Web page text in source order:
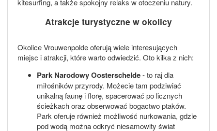
kitesurfing, a także spokojny relaks w otoczeniu natury.
Atrakcje turystyczne w okolicy
Okolice Vrouwenpolde oferują wiele interesujących
miejsc i atrakcji, które warto odwiedzić. Oto kilka z nich:
Park Narodowy Oosterschelde- to raj dla
miłośników przyrody. Możecie tam podziwiać
unikalną faunę i florę, spacerować po licznych
ścieżkach oraz obserwować bogactwo ptaków.
Park oferuje również możliwość nurkowania, gdzie
pod wodą można odkryć niesamowity świat